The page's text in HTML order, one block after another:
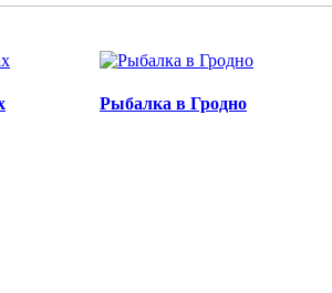
Рыбалка в Гродно